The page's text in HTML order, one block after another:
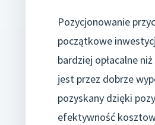
Pozycjonowanie
początkowe
bardziej opłacalne
jest przez dobrze
pozyskany dzięki
efektywność